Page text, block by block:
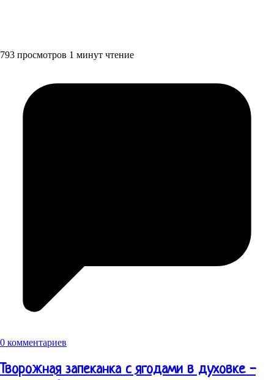
793 просмотров 1 минут чтение
0 комментариев
Творожная запеканка с ягодами в духовке -